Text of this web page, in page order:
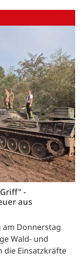
-
aus
am Donnerstag
Wald- und
die Einsatzkräfte